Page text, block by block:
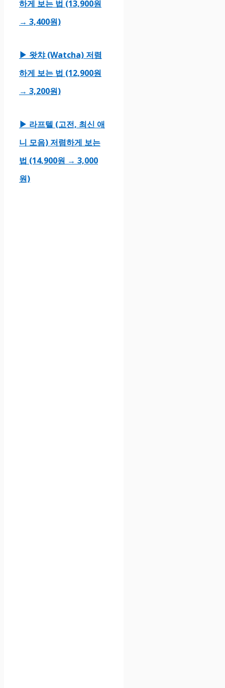
하게 보는 법 (13,900원
→ 3,400원)
▶ 왓챠 (Watcha) 저렴
하게 보는 법 (12,900원
→ 3,200원)
▶ 라프텔 (고전, 최신 애
니 모음) 저렴하게 보는
법 (14,900원 → 3,000
원)